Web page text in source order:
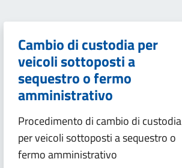
Cambio di custodia per
veicoli sottoposti a
sequestro o fermo
amministrativo
Procedimento di cambio di custodia
per veicoli sottoposti a sequestro o
fermo amministrativo